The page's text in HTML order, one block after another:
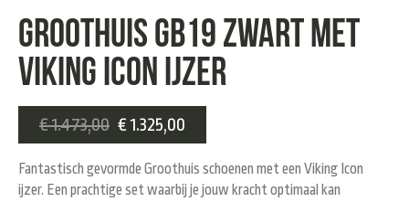
Groothuis GB19 zwart met
Viking Icon ijzer
€1.473,00 € 1.325,00
Fantastisch gevormde Groothuis schoenen met een Viking Icon
ijzer. Een prachtige set waarbij je jouw kracht optimaal kan